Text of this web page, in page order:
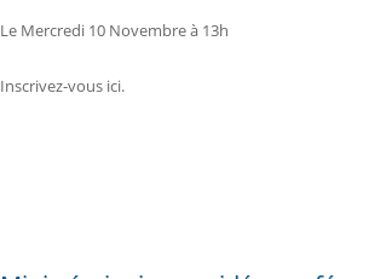
Le Mercredi 10 Novembre à 13h
Inscrivez-vous ici.